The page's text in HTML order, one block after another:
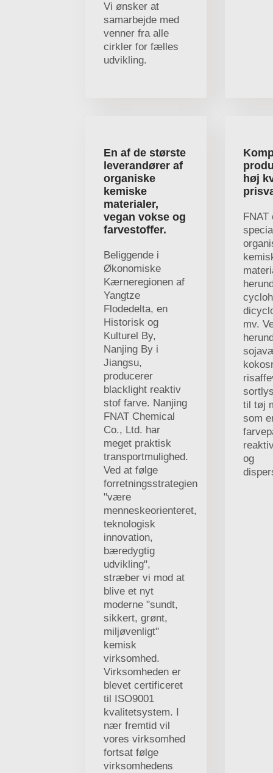
Vi ønsker at
samarbejde med
venner fra alle
cirkler for fælles
udvikling.
En af de største
leverandører af
organiske
kemiske
materialer,
vegan vokse og
farvestoffer.
Beliggende i
Økonomiske
Kærneregionen af
Yangtze
Flodedelta, en
Historisk og
Kulturel By,
Nanjing By i
Jiangsu,
producerer
blacklight reaktiv
stof farve. Nanjing
FNAT Chemical
Co., Ltd. har
meget praktisk
transportmulighed.
Ved at følge
forretningsstrategien
"være
menneskeorienteret,
teknologisk
innovation,
bæredygtig
udvikling",
stræber vi mod at
blive et nyt
moderne "sundt,
sikkert, grønt,
miljøvenligt"
kemisk
virksomhed.
Virksomheden er
blevet certificeret
til ISO9001
kvalitetsystem. I
nær fremtid vil
vores virksomhed
fortsat følge
virksomhedens
høj
FNAT
mv.
til tøj
som
og